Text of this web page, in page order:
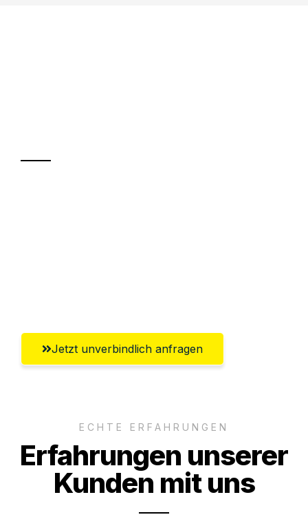
Jetzt unverbindlich anfragen
ECHTE ERFAHRUNGEN
Erfahrungen unserer
Kunden mit uns